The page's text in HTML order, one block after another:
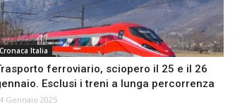
Cronaca Italia
ferroviario, sciopero il 25 e il 26
Esclusi i treni a lunga percorrenza
Gennaio 2025